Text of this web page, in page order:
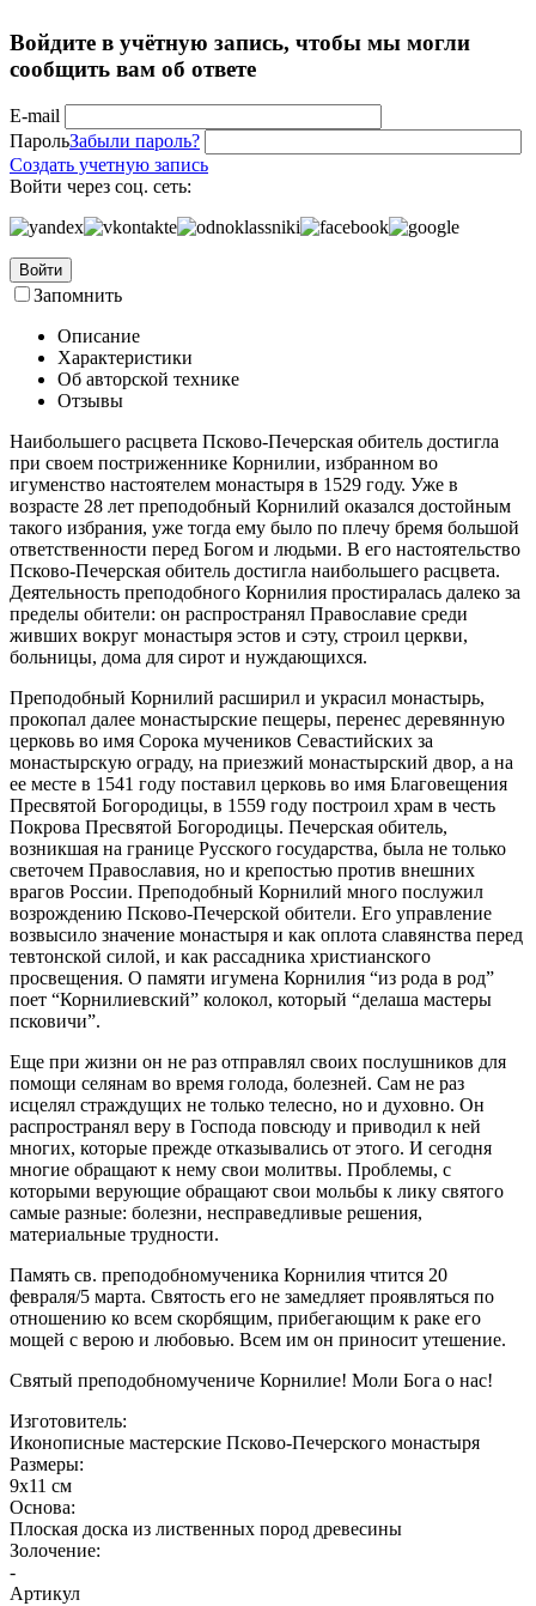
Войдите в учётную запись, чтобы мы могли
сообщить вам об ответе
E-mail
ПарольЗабыли пароль?
Создать учетную запись
Войти через соц. сеть:
Войти
Запомнить
Описание
Характеристики
Об авторской технике
Отзывы
Наибольшего расцвета Псково-Печерская обитель достигла
при своем постриженнике Корнилии, избранном во
игуменство настоятелем монастыря в 1529 году. Уже в
возрасте 28 лет преподобный Корнилий оказался достойным
такого избрания, уже тогда ему было по плечу бремя большой
ответственности перед Богом и людьми. В его настоятельство
Псково-Печерская обитель достигла наибольшего расцвета.
Деятельность преподобного Корнилия простиралась далеко за
пределы обители: он распространял Православие среди
живших вокруг монастыря эстов и сэту, строил церкви,
больницы, дома для сирот и нуждающихся.
Преподобный Корнилий расширил и украсил монастырь,
прокопал далее монастырские пещеры, перенес деревянную
церковь во имя Сорока мучеников Севастийских за
монастырскую ограду, на приезжий монастырский двор, а на
ее месте в 1541 году поставил церковь во имя Благовещения
Пресвятой Богородицы, в 1559 году построил храм в честь
Покрова Пресвятой Богородицы. Печерская обитель,
возникшая на границе Русского государства, была не только
светочем Православия, но и крепостью против внешних
врагов России. Преподобный Корнилий много послужил
возрождению Псково-Печерской обители. Его управление
возвысило значение монастыря и как оплота славянства перед
тевтонской силой, и как рассадника христианского
просвещения. О памяти игумена Корнилия “из рода в род”
поет “Корнилиевский” колокол, который “делаша мастеры
псковичи”.
Еще при жизни он не раз отправлял своих послушников для
помощи селянам во время голода, болезней. Сам не раз
исцелял страждущих не только телесно, но и духовно. Он
распространял веру в Господа повсюду и приводил к ней
многих, которые прежде отказывались от этого. И сегодня
многие обращают к нему свои молитвы. Проблемы, с
которыми верующие обращают свои мольбы к лику святого
самые разные: болезни, несправедливые решения,
материальные трудности.
Память св. преподобномученика Корнилия чтится 20
февраля/5 марта. Святость его не замедляет проявляться по
отношению ко всем скорбящим, прибегающим к раке его
мощей с верою и любовью. Всем им он приносит утешение.
Святый преподобномучениче Корнилие! Моли Бога о нас!
Изготовитель:
Иконописные мастерские Псково-Печерского монастыря
Размеры:
9х11 см
Основа:
Плоская доска из лиственных пород древесины
Золочение:
-
Артикул